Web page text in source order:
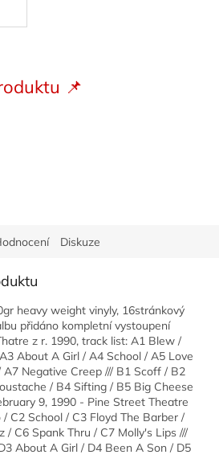
📌
Diskuze
heavy weight vinyly, 16stránkový
přidáno kompletní vystoupení
z r. 1990, track list: A1 Blew /
About A Girl / A4 School / A5 Love
Negative Creep /// B1 Scoff / B2
/ B4 Sifting / B5 Big Cheese
9, 1990 - Pine Street Theatre
C2 School / C3 Floyd The Barber /
/ C6 Spank Thru / C7 Molly's Lips ///
About A Girl / D4 Been A Son / D5